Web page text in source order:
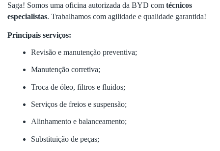
Saga! Somos uma oficina autorizada da BYD com técnicos
especialistas. Trabalhamos com agilidade e qualidade garantida!
Principais serviços:
Revisão e manutenção preventiva;
Manutenção corretiva;
Troca de óleo, filtros e fluidos;
Serviços de freios e suspensão;
Alinhamento e balanceamento;
Substituição de peças;